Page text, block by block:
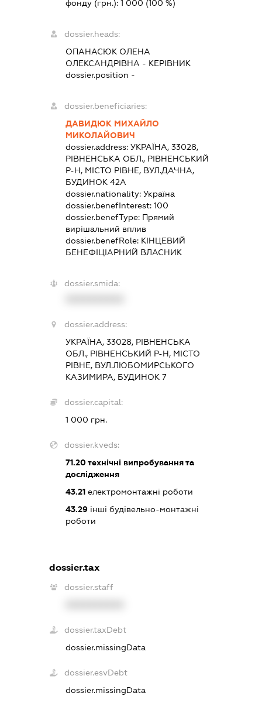
фонду (грн.): 1 000 (100 %)
dossier.heads:
ОПАНАСЮК ОЛЕНА
ОЛЕКСАНДРІВНА - КЕРІВНИК
dossier.position -
dossier.beneficiaries:
ДАВИДЮК МИХАЙЛО
МИКОЛАЙОВИЧ
dossier.address: УКРАЇНА, 33028,
РІВНЕНСЬКА ОБЛ., РІВНЕНСЬКИЙ
Р-Н, МІСТО РІВНЕ, ВУЛ.ДАЧНА,
БУДИНОК 42А
dossier.nationality: Україна
dossier.benefInterest: 100
dossier.benefType: Прямий
вирішальний вплив
dossier.benefRole: КІНЦЕВИЙ
БЕНЕФІЦІАРНИЙ ВЛАСНИК
dossier.smida:
dossier.address:
УКРАЇНА, 33028, РІВНЕНСЬКА
ОБЛ., РІВНЕНСЬКИЙ Р-Н, МІСТО
РІВНЕ, ВУЛ.ЛЮБОМИРСЬКОГО
КАЗИМИРА, БУДИНОК 7
dossier.capital:
1 000 грн.
dossier.kveds:
71.20технічні випробування та
дослідження
43.21електромонтажні роботи
43.29інші будівельно-монтажні
роботи
dossier.tax
dossier.staff
dossier.taxDebt
dossier.missingData
dossier.esvDebt
dossier.missingData